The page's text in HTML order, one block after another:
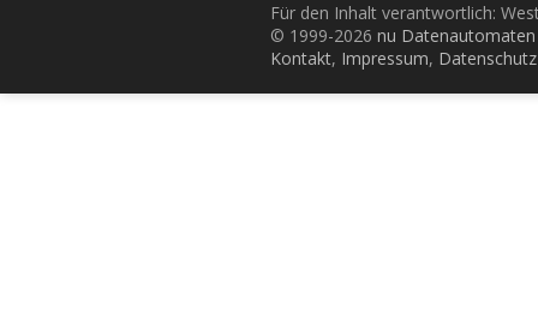
Für den Inhalt verantwortlich:
© 1999-2026 nu
Kontakt, Impressum, Datenschutz